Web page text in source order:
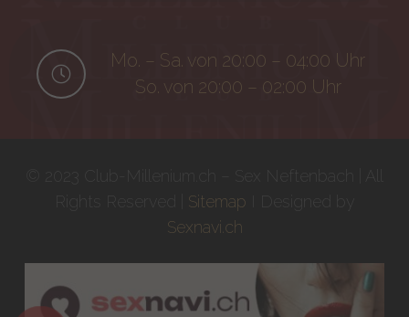
Mo. – Sa. von 20:00 – 04:00 Uhr
So. von 20:00 – 02:00 Uhr
Sitemap
Sexnavi.ch